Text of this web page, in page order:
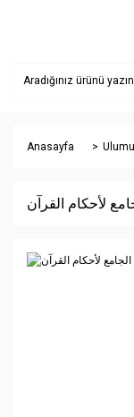
Anasayfa